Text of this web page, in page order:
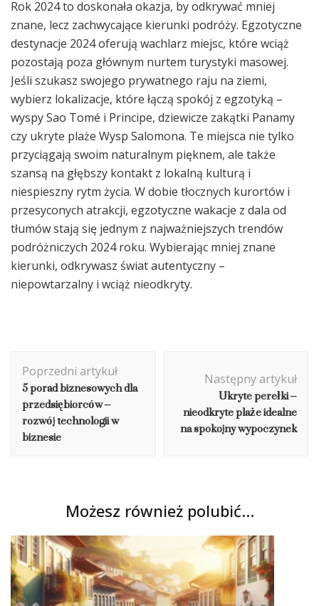
Rok 2024 to doskonała okazja, by odkrywać mniej
znane, lecz zachwycające kierunki podróży. Egzotyczne
destynacje 2024 oferują wachlarz miejsc, które wciąż
pozostają poza głównym nurtem turystyki masowej.
Jeśli szukasz swojego prywatnego raju na ziemi,
wybierz lokalizacje, które łączą spokój z egzotyką –
wyspy Sao Tomé i Principe, dziewicze zakątki Panamy
czy ukryte plaże Wysp Salomona. Te miejsca nie tylko
przyciągają swoim naturalnym pięknem, ale także
szansą na głębszy kontakt z lokalną kulturą i
niespieszny rytm życia. W dobie tłocznych kurortów i
przesyconych atrakcji, egzotyczne wakacje z dala od
tłumów stają się jednym z najważniejszych trendów
podróżniczych 2024 roku. Wybierając mniej znane
kierunki, odkrywasz świat autentyczny –
niepowtarzalny i wciąż nieodkryty.
wpisu
Poprzedni artykuł
5 porad biznesowych dla
przedsiębiorców –
rozwój technologii w
biznesie
Następny artykuł
Ukryte perełki –
nieodkryte plaże idealne
na spokojny wypoczynek
Możesz również polubić…